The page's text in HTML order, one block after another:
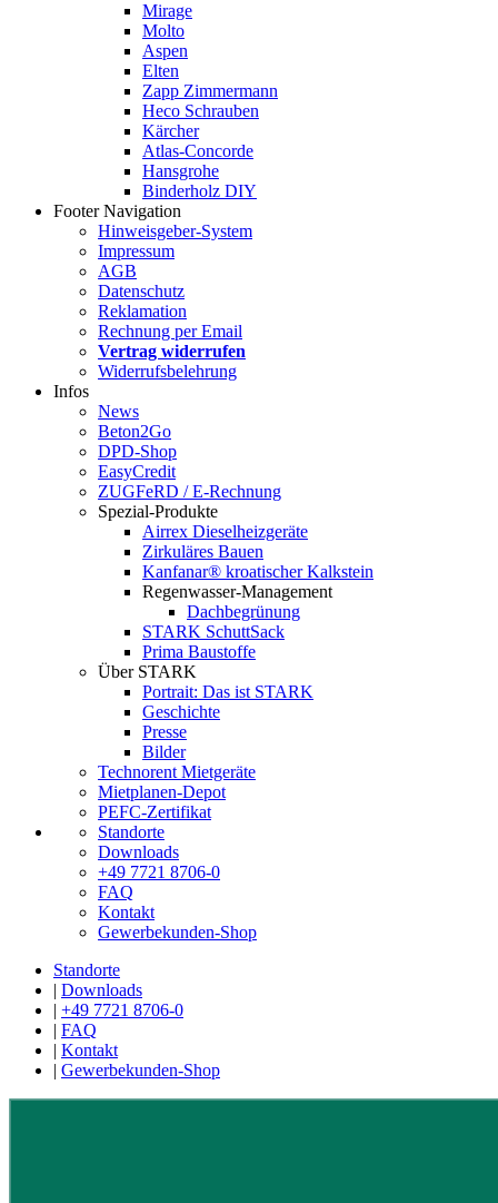
Mirage
Molto
Aspen
Elten
Zapp Zimmermann
Heco Schrauben
Kärcher
Atlas-Concorde
Hansgrohe
Binderholz DIY
Footer Navigation
Hinweisgeber-System
Impressum
AGB
Datenschutz
Reklamation
Rechnung per Email
Vertrag widerrufen
Widerrufsbelehrung
Infos
News
Beton2Go
DPD-Shop
EasyCredit
ZUGFeRD / E-Rechnung
Spezial-Produkte
Airrex Dieselheizgeräte
Zirkuläres Bauen
Kanfanar® kroatischer Kalkstein
Regenwasser-Management
Dachbegrünung
STARK SchuttSack
Prima Baustoffe
Über STARK
Portrait: Das ist STARK
Geschichte
Presse
Bilder
Technorent Mietgeräte
Mietplanen-Depot
PEFC-Zertifikat
Standorte
Downloads
+49 7721 8706-0
FAQ
Kontakt
Gewerbekunden-Shop
Standorte
| Downloads
| +49 7721 8706-0
| FAQ
| Kontakt
| Gewerbekunden-Shop